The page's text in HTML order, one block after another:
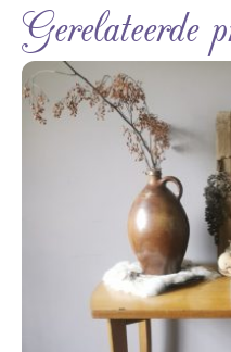
Gerelateerde